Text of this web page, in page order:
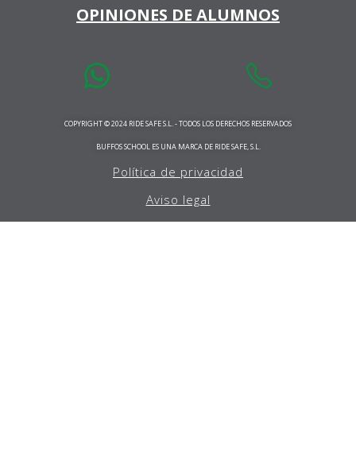
OPINIONES DE ALUMNOS
COPYRIGHT © 2024 RIDE SAFE S.L. - TODOS LOS DERECHOS RESERVADOS
BUFFOS SCHOOL ES UNA MARCA DE RIDE SAFE, S.L.
Política de privacidad
Aviso legal